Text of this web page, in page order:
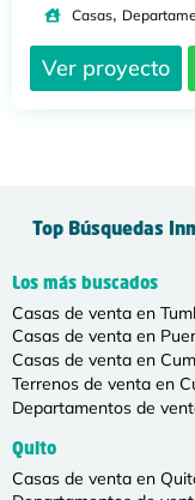
Casas,
Ver proyecto
Top Búsquedas
Los más buscados
Casas de venta en
Casas de venta en
Casas de venta en
Terrenos de venta en
Departamentos de
Quito
Casas de venta en